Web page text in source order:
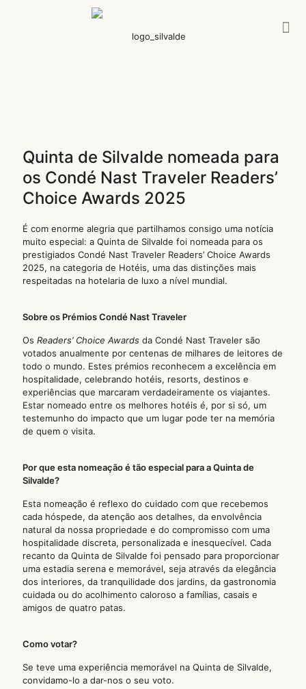
Quinta de Silvalde nomeada para
os Condé Nast Traveler Readers’
Choice Awards 2025
É com enorme alegria que partilhamos consigo uma notícia
muito especial: a Quinta de Silvalde foi nomeada para os
prestigiados Condé Nast Traveler Readers’ Choice Awards
2025, na categoria de Hotéis, uma das distinções mais
respeitadas na hotelaria de luxo a nível mundial.
Sobre os Prémios Condé Nast Traveler
Os Readers’ Choice Awards da Condé Nast Traveler são
votados anualmente por centenas de milhares de leitores de
todo o mundo. Estes prémios reconhecem a excelência em
hospitalidade, celebrando hotéis, resorts, destinos e
experiências que marcaram verdadeiramente os viajantes.
Estar nomeado entre os melhores hotéis é, por si só, um
testemunho do impacto que um lugar pode ter na memória
de quem o visita.
Por que esta nomeação é tão especial para a Quinta de
Silvalde?
Esta nomeação é reflexo do cuidado com que recebemos
cada hóspede, da atenção aos detalhes, da envolvência
natural da nossa propriedade e do compromisso com uma
hospitalidade discreta, personalizada e inesquecível. Cada
recanto da Quinta de Silvalde foi pensado para proporcionar
uma estadia serena e memorável, seja através da elegância
dos interiores, da tranquilidade dos jardins, da gastronomia
cuidada ou do acolhimento caloroso a famílias, casais e
amigos de quatro patas.
Como votar?
Se teve uma experiência memorável na Quinta de Silvalde,
convidamo-lo a dar-nos o seu voto.